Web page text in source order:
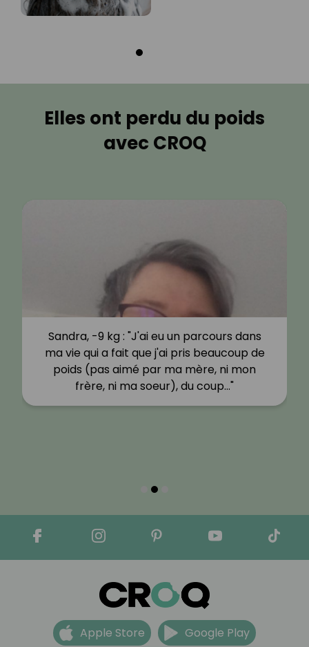
Elles ont perdu du poids
avec CROQ
Sandra, -9 kg : "J'ai eu un parcours dans
ma vie qui a fait que j'ai pris beaucoup de
poids (pas aimé par ma mère, ni mon
frère, ni ma soeur), du coup…"
Apple Store Google Play